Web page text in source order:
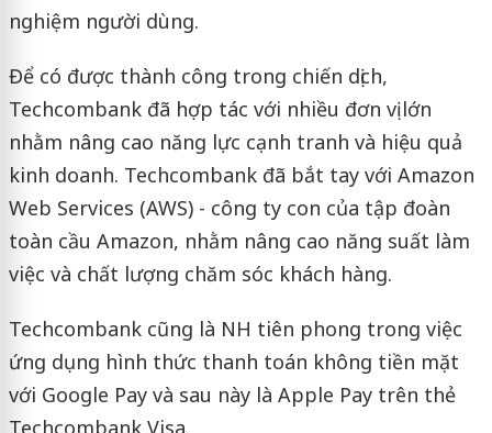
nghiệm người dùng.
Để có được thành công trong chiến dịch,
Techcombank đã hợp tác với nhiều đơn vị lớn
nhằm nâng cao năng lực cạnh tranh và hiệu quả
kinh doanh. Techcombank đã bắt tay với Amazon
Web Services (AWS) - công ty con của tập đoàn
toàn cầu Amazon, nhằm nâng cao năng suất làm
việc và chất lượng chăm sóc khách hàng.
Techcombank cũng là NH tiên phong trong việc
ứng dụng hình thức thanh toán không tiền mặt
với Google Pay và sau này là Apple Pay trên thẻ